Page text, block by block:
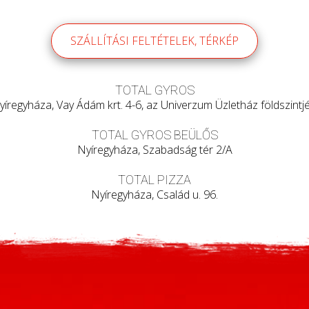
SZÁLLÍTÁSI FELTÉTELEK, TÉRKÉP
TOTAL GYROS
Vay Ádám krt. 4-6, az Univerzum Üzletház
TOTAL GYROS BEÜLŐS
Nyíregyháza, Szabadság tér 2/A
TOTAL PIZZA
Nyíregyháza, Család u. 96.